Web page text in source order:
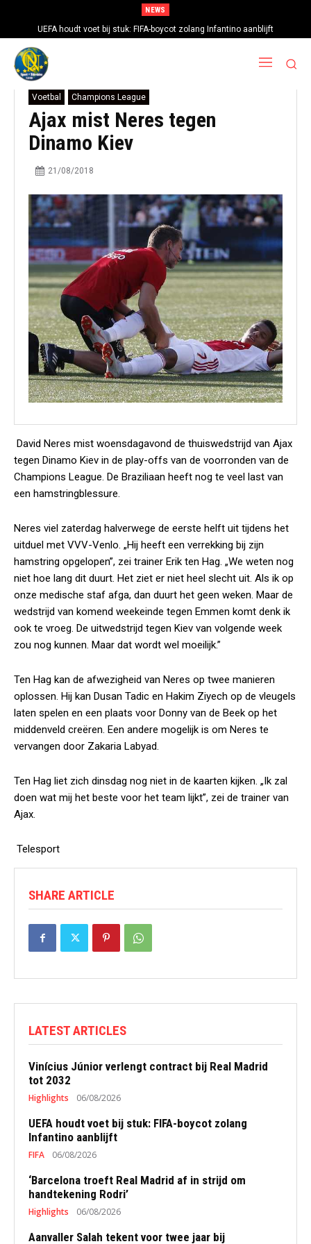
NEWS
UEFA houdt voet bij stuk: FIFA-boycot zolang Infantino aanblijft
Voetbal Champions League
Ajax mist Neres tegen
Dinamo Kiev
21/08/2018
David Neres mist woensdagavond de thuiswedstrijd van Ajax
tegen Dinamo Kiev in de play-offs van de voorronden van de
Champions League. De Braziliaan heeft nog te veel last van
een hamstringblessure.
Neres viel zaterdag halverwege de eerste helft uit tijdens het
uitduel met VVV-Venlo. „Hij heeft een verrekking bij zijn
hamstring opgelopen”, zei trainer Erik ten Hag. „We weten nog
niet hoe lang dit duurt. Het ziet er niet heel slecht uit. Als ik op
onze medische staf afga, dan duurt het geen weken. Maar de
wedstrijd van komend weekeinde tegen Emmen komt denk ik
ook te vroeg. De uitwedstrijd tegen Kiev van volgende week
zou nog kunnen. Maar dat wordt wel moeilijk.”
Ten Hag kan de afwezigheid van Neres op twee manieren
oplossen. Hij kan Dusan Tadic en Hakim Ziyech op de vleugels
laten spelen en een plaats voor Donny van de Beek op het
middenveld creëren. Een andere mogelijk is om Neres te
vervangen door Zakaria Labyad.
Ten Hag liet zich dinsdag nog niet in de kaarten kijken. „Ik zal
doen wat mij het beste voor het team lijkt”, zei de trainer van
Ajax.
Telesport
SHARE ARTICLE
LATEST ARTICLES
Vinícius Júnior verlengt contract bij Real Madrid
tot 2032
Highlights 06/08/2026
UEFA houdt voet bij stuk: FIFA-boycot zolang
Infantino aanblijft
FIFA 06/08/2026
‘Barcelona troeft Real Madrid af in strijd om
handtekening Rodri’
Highlights 06/08/2026
Aanvaller Salah tekent voor twee jaar bij